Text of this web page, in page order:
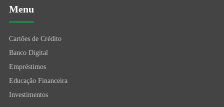
Menu
Cartões de Crédito
Banco Digital
Empréstimos
Educação Financeira
Investimentos